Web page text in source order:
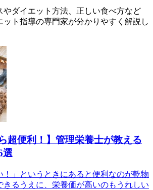
やダイエット方法、正しい食べ方など
ット指導の専門家が分かりやすく解説し
超便利！】管理栄養士が教える
選
！」というときにあると便利なのが乾物
きるうえに、栄養価が高いのもうれしい